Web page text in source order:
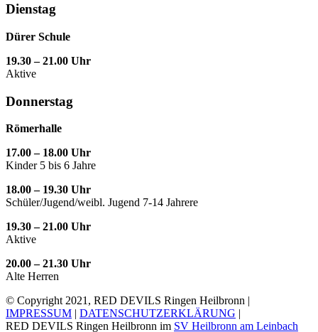
Dienstag
Dürer Schule
19.30 – 21.00 Uhr
Aktive
Donnerstag
Römerhalle
17.00 – 18.00 Uhr
Kinder 5 bis 6 Jahre
18.00 – 19.30 Uhr
Schüler/Jugend/weibl. Jugend 7-14 Jahrere
19.30 – 21.00 Uhr
Aktive
20.00 – 21.30 Uhr
Alte Herren
© Copyright 2021, RED DEVILS Ringen Heilbronn |
IMPRESSUM | DATENSCHUTZERKLÄRUNG |
RED DEVILS Ringen Heilbronn im SV Heilbronn am Leinbach